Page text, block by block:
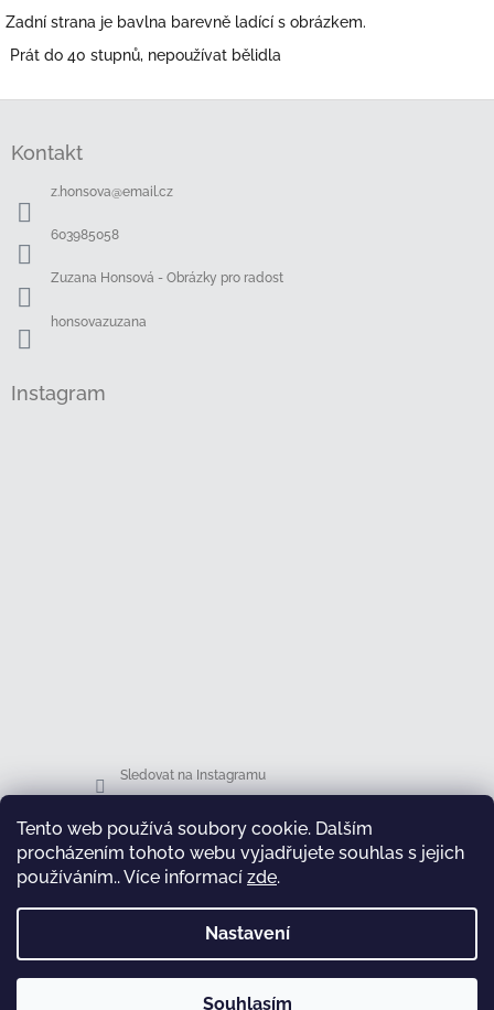
Tento web používá soubory cookie. Dalším
procházením tohoto webu vyjadřujete souhlas s jejich
používáním.. Více informací zde.
Nastavení
Souhlasím
Zadní strana je bavlna barevně ladící s obrázkem.
Prát do 40 stupnů, nepoužívat bělidla
Kontakt
z.honsova@email.cz
603985058
Zuzana Honsová - Obrázky pro radost
honsovazuzana
Instagram
Sledovat na Instagramu
Facebook
test
Copyright 2026Honsová shop